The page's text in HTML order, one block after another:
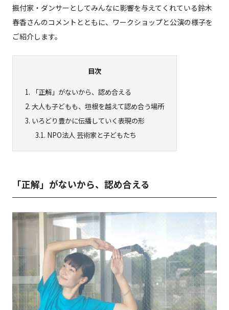
振付家・ダンサーとしてみんなに影響を与えてくれている鈴木
春香さんのコメントとともに、ワークショップと公演の様子を
ご紹介します。
目次
1. 「正解」がないから、認め合える
2. 大人も子どもも、垣根を越えて認め合う場所
3. いろどり豊かに伝播していく表現の形
3.1. NPO法人 芸術家と子どもたち
「正解」がないから、認め合える